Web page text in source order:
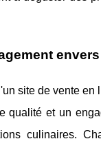
site de vente en
qualité et un
culinaires.